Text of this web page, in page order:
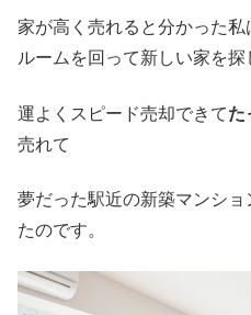
家が高く売れると分かった
ルームを回って新しい家を探
運よくスピード売却できてた
売れて
夢だった駅近の新築マンシ
たのです。